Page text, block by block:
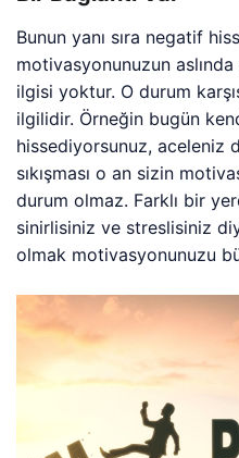
Bunun yanı sıra negatif
motivasyonunuzun aslında
ilgisi yoktur. O durum
ilgilidir. Örneğin bugün
hissediyorsunuz, aceleniz
sıkışması o an sizin
durum olmaz. Farklı bir
sinirlisiniz ve streslisiniz
olmak motivasyonunuzu